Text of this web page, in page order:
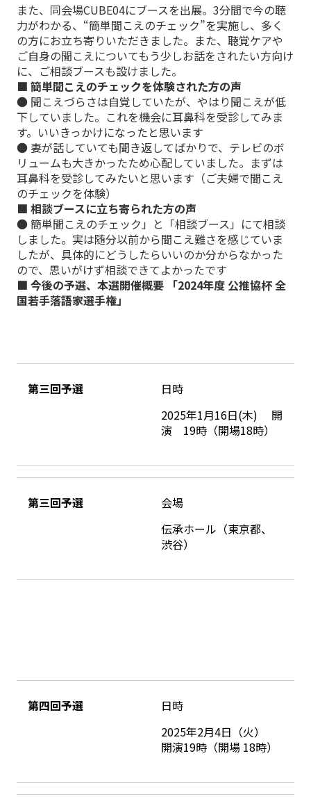
また、同会場CUBE04にブースを出展。3分間で今の聴
力がわかる、“簡単聞こえのチェック”を実施し、多く
の方にお立ち寄りいただきました。また、聴覚ケアや
ご自身の聞こえについてもう少しお話をされたい方向け
に、ご相談ブースも設けました。
■ 簡単聞こえのチェックを体験された方の声
● 聞こえづらさは自覚していたが、やはり聞こえが低
下していました。これを機会に耳鼻科を受診してみま
す。いいきっかけになったと思います
● 妻が話していても聞き返してばかりで、テレビのボ
リュームも大きかったため心配していました。まずは
耳鼻科を受診してみたいと思います（ご夫婦で聞こえ
のチェックを体験）
■ 相談ブースに立ち寄られた方の声
● 簡単聞こえのチェック」と「相談ブース」にて相談
しました。実は随分以前から聞こえ難さを感じていま
したが、具体的にどうしたらいいのか分からなかった
ので、思いがけず相談できてよかったです
■ 今後の予選、本選開催概要 「2024年度 公推協杯 全
国若手落語家選手権」
第三回予選
日時
2025年1月16日(木) 開
演 19時（開場18時）
第三回予選
会場
伝承ホール（東京都、
渋谷）
第四回予選
日時
2025年2月4日（火）
開演19時（開場 18時）